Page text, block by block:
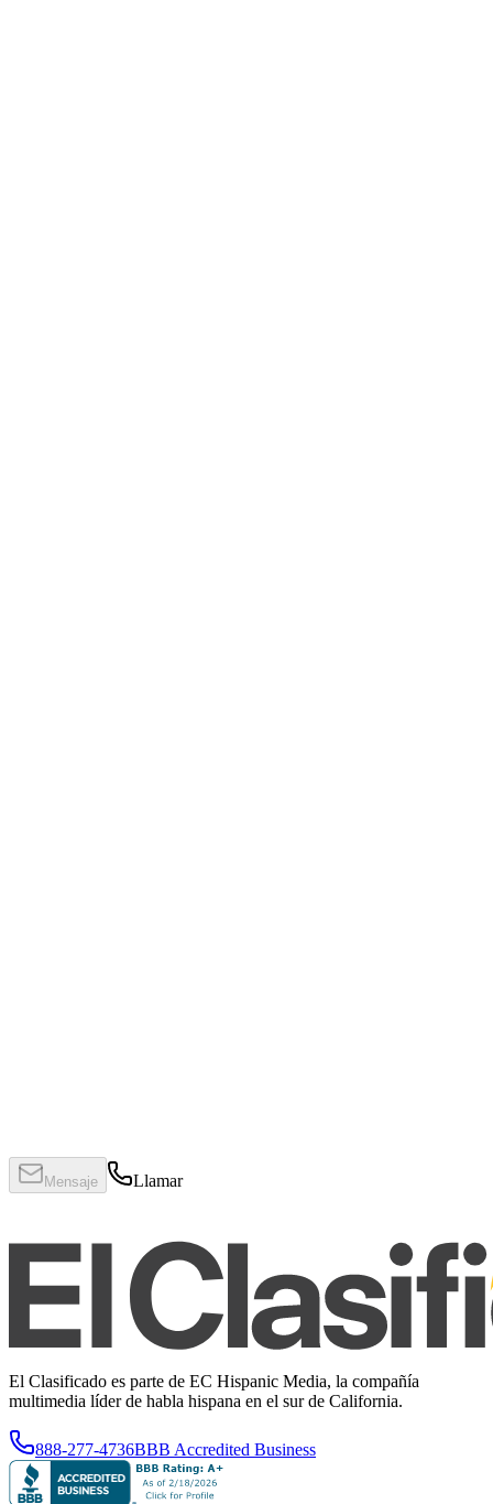
Mensaje Llamar
El Clasificado es parte de EC Hispanic Media, la compañía
multimedia líder de habla hispana en el sur de California.
888-277-4736BBB Accredited Business